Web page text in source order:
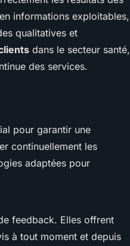
informations exploitables,
qualitatives et
dans le secteur santé,
des services.
pour garantir une
continuellement les
adaptées pour
feedback. Elles offrent
à tout moment et depuis